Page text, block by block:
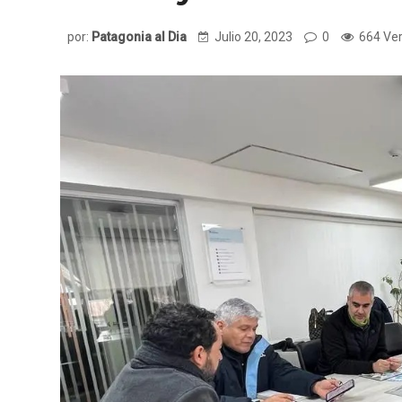
por: Patagonia al Dia Julio 20, 2023 0 664 Ver